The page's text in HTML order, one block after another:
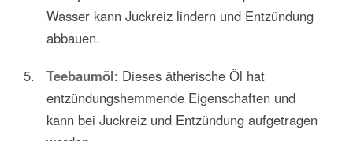
Wasser kann Juckreiz lindern und Entzündung
abbauen.
Teebaumöl: Dieses ätherische Öl hat
entzündungshemmende Eigenschaften und
kann bei Juckreiz und Entzündung aufgetragen